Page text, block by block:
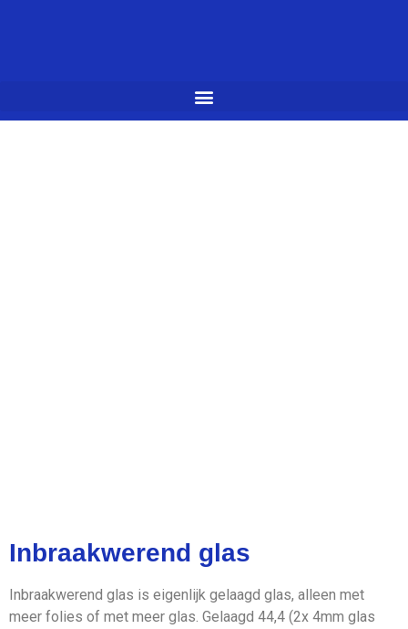
Tilburg en omstreken
Onze klanten waarderen ons met
een 9.4.
Inbraakwerend glas
Inbraakwerend glas is eigenlijk gelaagd glas, alleen met
meer folies of met meer glas. Gelaagd 44,4 (2x 4mm glas